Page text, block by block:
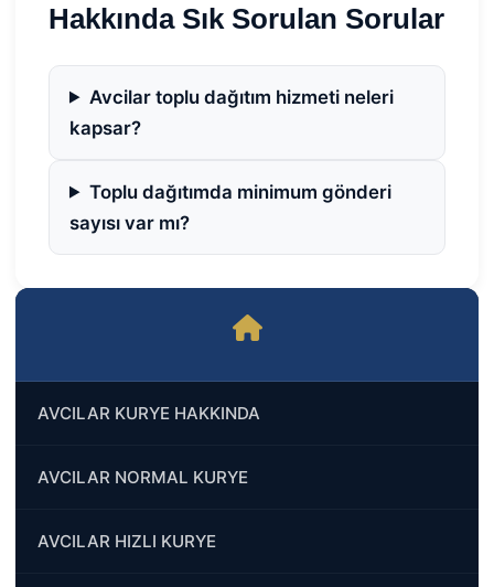
AVCILAR KURYE HAKKINDA
AVCILAR NORMAL KURYE
AVCILAR HIZLI KURYE
Hakkında Sık Sorulan Sorular
Avcilar toplu dağıtım hizmeti neleri
kapsar?
Toplu dağıtımda minimum gönderi
sayısı var mı?